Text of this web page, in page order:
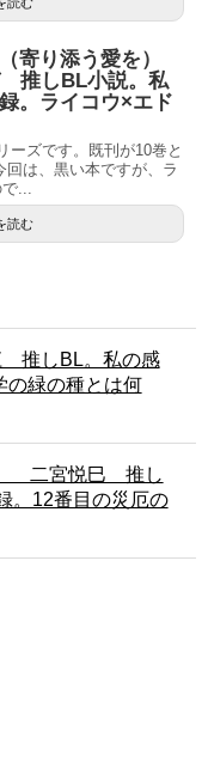
寄り添う愛を）
推しBL小説。私
。ライコウ×エド
ーズです。既刊が10巻と
は、黒い本ですが、ラ
...
読む
推しBL。私の感
の緑の種とは何
） 二宮悦巳 推し
。12番目の災厄の